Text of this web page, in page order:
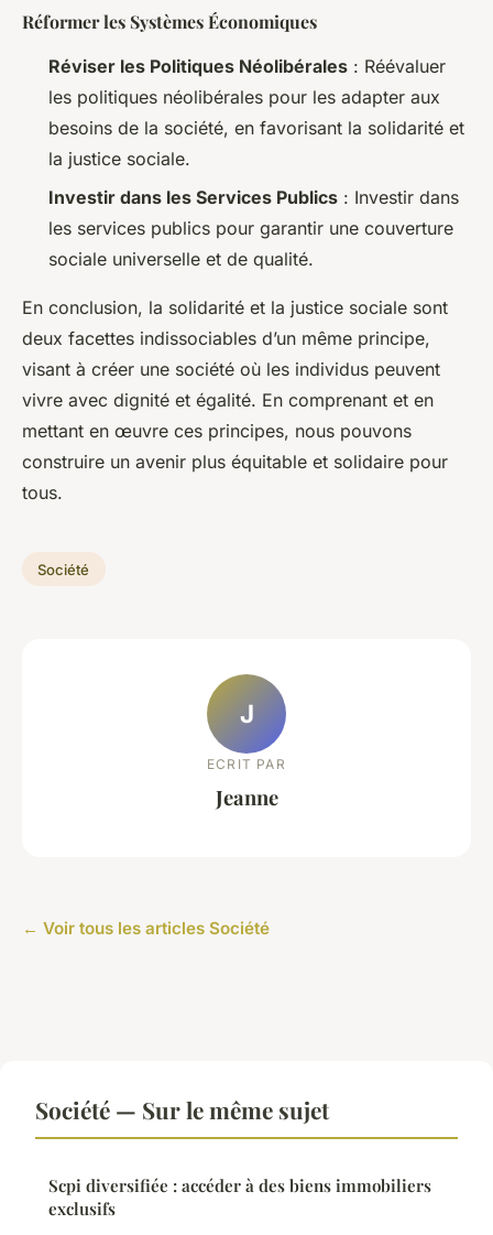
Réformer les Systèmes Économiques
Réviser les Politiques Néolibérales : Réévaluer
les politiques néolibérales pour les adapter aux
besoins de la société, en favorisant la solidarité et
la justice sociale.
Investir dans les Services Publics : Investir dans
les services publics pour garantir une couverture
sociale universelle et de qualité.
En conclusion, la solidarité et la justice sociale sont
deux facettes indissociables d’un même principe,
visant à créer une société où les individus peuvent
vivre avec dignité et égalité. En comprenant et en
mettant en œuvre ces principes, nous pouvons
construire un avenir plus équitable et solidaire pour
tous.
Société
J
ECRIT PAR
Jeanne
← Voir tous les articles Société
Société — Sur le même sujet
Scpi diversifiée : accéder à des biens immobiliers
exclusifs